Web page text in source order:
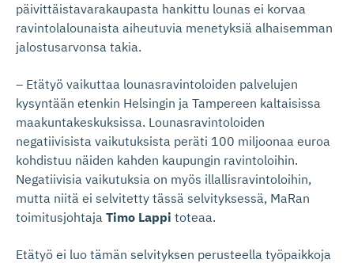
päivittäistavarakaupasta hankittu lounas ei korvaa
ravintolalounaista aiheutuvia menetyksiä alhaisemman
jalostusarvonsa takia.
– Etätyö vaikuttaa lounasravintoloiden palvelujen
kysyntään etenkin Helsingin ja Tampereen kaltaisissa
maakuntakeskuksissa. Lounasravintoloiden
negatiivisista vaikutuksista peräti 100 miljoonaa euroa
kohdistuu näiden kahden kaupungin ravintoloihin.
Negatiivisia vaikutuksia on myös illallisravintoloihin,
mutta niitä ei selvitetty tässä selvityksessä, MaRan
toimitusjohtaja Timo Lappi toteaa.
Etätyö ei luo tämän selvityksen perusteella työpaikkoja